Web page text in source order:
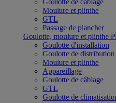
Goulotte de câblage
Moulure et plinthe
GTL
Passage de plancher
Goulotte, moulure et plinthe
Goulotte d'installation
Goulotte de distribution
Moulure et plinthe
Appareillage
Goulotte de câblage
GTL
Goulotte de